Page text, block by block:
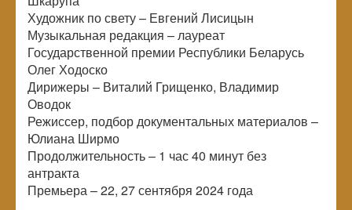
Художник по свету – Евгений Лисицын
Музыкальная редакция – лауреат
Государственной премии Республики Беларусь
Олег Ходоско
Дирижеры – Виталий Грищенко, Владимир
Оводок
Режиссер, подбор документальных материалов –
Юлиана Ширмо
Продолжительность – 1 час 40 минут без
антракта
Премьера – 22, 27 сентября 2024 года